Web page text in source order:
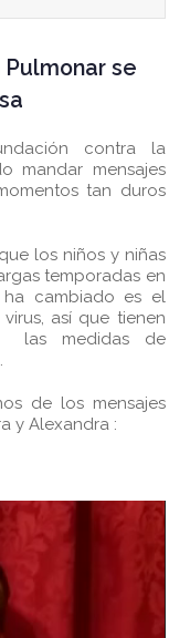
se
contra la
mandar mensajes
tan duros
los niños y niñas
temporadas en
cambiado es el
así que tienen
las medidas de
de los mensajes
y Alexandra :